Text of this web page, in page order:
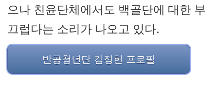
으나 친윤단체에서도 백골단에 대한 부
끄럽다는 소리가 나오고 있다.
반공청년단 김정현 프로필